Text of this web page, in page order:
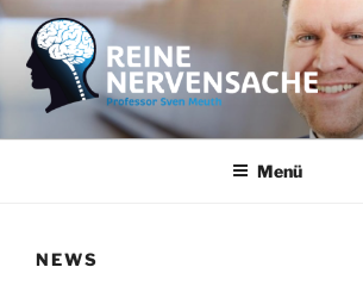
Zum
Inhalt
springen
REINE NERVENSACHE
Professor Sven Meuth
Menü
NEWS